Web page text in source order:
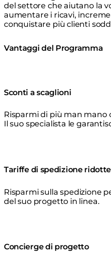
del settore che aiutano la
aumentare i ricavi,
conquistare più clienti
Vantaggi del Programma
Sconti a scaglioni
Risparmi di più man mano
Il suo specialista le
Tariffe di spedizione ridotte
Risparmi sulla spedizione
del suo progetto in linea.
Concierge di progetto